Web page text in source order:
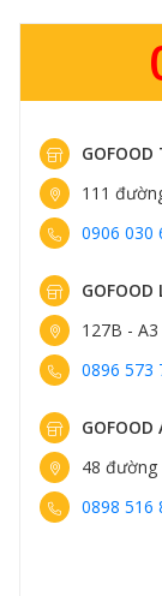
111
0906 030
GOFOOD
127B -
0896 573
GOFOOD
48 đường
0898 516